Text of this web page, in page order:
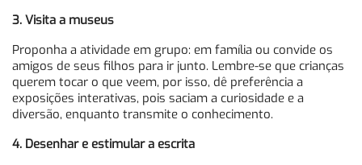
3. Visita a museus
Proponha a atividade em grupo: em família ou convide os
amigos de seus filhos para ir junto. Lembre-se que crianças
querem tocar o que veem, por isso, dê preferência a
exposições interativas, pois saciam a curiosidade e a
diversão, enquanto transmite o conhecimento.
4. Desenhar e estimular a escrita